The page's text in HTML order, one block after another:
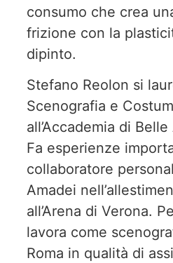
consumo che crea
frizione con la
dipinto.
Stefano Reolon si
Scenografia e
all’Accademia di
Fa esperienze
collaboratore
Amadei
all’Arena di Verona.
lavora come
Roma in qualità di